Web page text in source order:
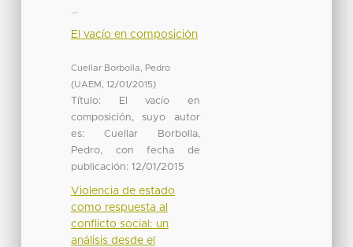
...
El vacío en composición
Cuellar Borbolla, Pedro
(UAEM 12/01/2015)
Título: El vacío en
composición, suyo autor
es: Cuellar Borbolla,
Pedro, con fecha de
publicación: 12/01/2015
Violencia de estado
como respuesta al
conflicto social: un
análisis desde el